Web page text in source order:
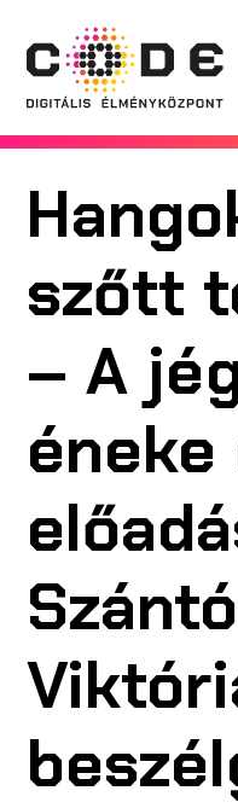
KIÁLLÍTÁSOK
STÚDIÓ
ESEMÉNYEK
CODE TEREK
A CODE-RÓL
ISKOLÁKNAK
CODE CREATOR
szőtt
– A
éneke
Szántó